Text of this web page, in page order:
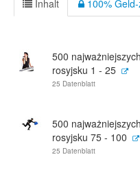
Inhalt 100%
500
rosyjsku 1 - 25
25 Datenblatt
500
rosyjsku 75 - 100
25 Datenblatt